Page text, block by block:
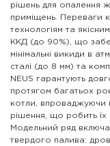
рішень для опалення
приміщень. Переваги
технологіям та
ККД (до 90%), що
мінімальні викиди в
сталі (до 8 мм) та
NEUS гарантують
протягом багатьох
котли, впроваджуючи
рішення, що робить
Модельний ряд
твердого палива: